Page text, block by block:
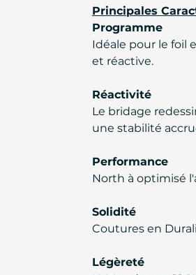
Principales
Programme
Idéale pour le foil
et réactive.
Réactivité
Le bridage
une stabilité
Performance
North à optimisé
Solidité
Coutures en
Légèreté